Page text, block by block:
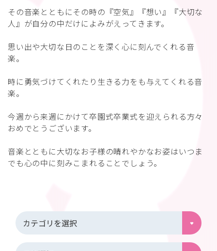
その音楽とともにその時の『空気』『想い』『大切な
人』が自分の中だけによみがえってきます。
思い出や大切な日のことを深く心に刻んでくれる音
楽。
時に勇気づけてくれたり生きる力をも与えてくれる音
楽。
今週から来週にかけて卒園式卒業式を迎えられる方々
おめでとうございます。
音楽とともに大切なお子様の晴れやかなお姿はいつま
でも心の中に刻みこまれることでしょう。